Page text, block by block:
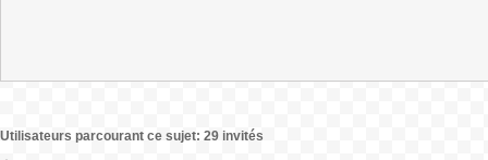
Utilisateurs parcourant ce sujet: 29 invités